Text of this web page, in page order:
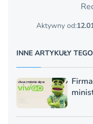
Aktywny od:
INNE ARTYKUŁY